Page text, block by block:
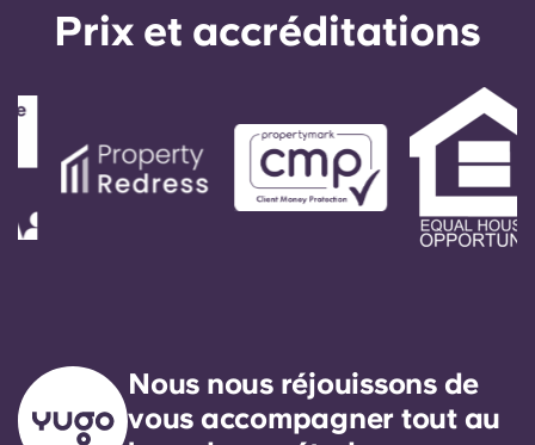
Prix ​​et accréditations
Nous nous réjouissons de
vous accompagner tout au